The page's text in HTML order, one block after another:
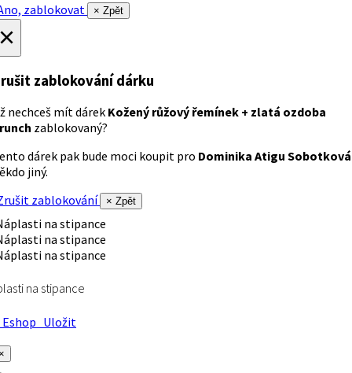
zablokovat
× Zpět
zablokování dárku
nechceš mít dárek Kožený růžový řemínek + zlatá ozdoba
zablokovaný?
dárek pak bude moci koupit pro Dominika Atigu Sobotková
jiný.
zablokování
× Zpět
na stipance
Uložit